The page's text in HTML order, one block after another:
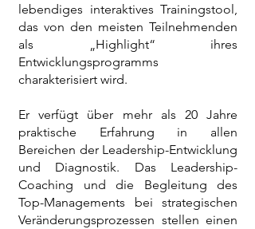
lebendiges interaktives Trainingstool,
das von den meisten Teilnehmenden
als „Highlight“ ihres
Entwicklungsprogramms
charakterisiert wird.
Er verfügt über mehr als 20 Jahre
praktische Erfahrung in allen
Bereichen der Leadership-Entwicklung
und Diagnostik. Das Leadership-
Coaching und die Begleitung des
Top-Managements bei strategischen
Veränderungsprozessen stellen einen